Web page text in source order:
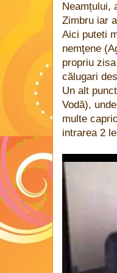
Neamțului,
Zimbru iar
Aici puteti
nemţene
propriu
călugari
Un alt
Vodă),
multe
intrarea 2